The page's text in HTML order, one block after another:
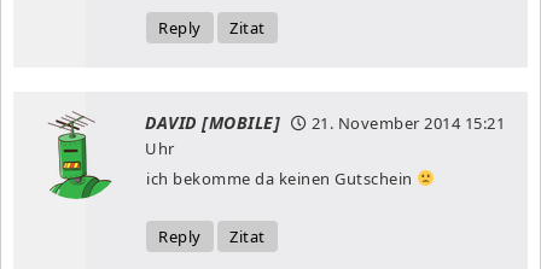
Reply Zitat
DAVID [MOBILE] 21. November 201415:21
Uhr
ich bekomme da keinen Gutschein
Reply Zitat